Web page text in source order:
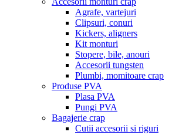
Agrafe, vartejuri
Clipsuri, conuri
Kickers, aligners
Kit monturi
Stopere, bile, anouri
Accesorii tungsten
Plumbi, momitoare crap
Produse PVA
Plasa PVA
Pungi PVA
Bagajerie crap
Cutii accesorii si riguri